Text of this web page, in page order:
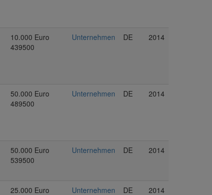
10.000 Euro
439500
Unternehmen DE 2014
50.000 Euro
489500
Unternehmen DE 2014
50.000 Euro
539500
Unternehmen DE 2014
25.000 Euro
Unternehmen DE 2014